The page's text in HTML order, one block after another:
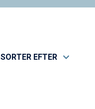
SORTER EFTER